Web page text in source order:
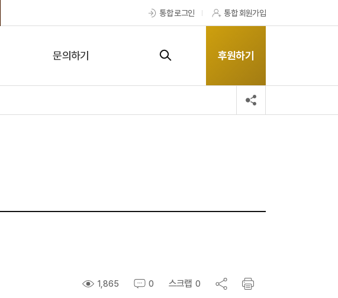
통합 로그인 통합 회원가입
문의하기 후원하기
1,865 0 스크랩 0